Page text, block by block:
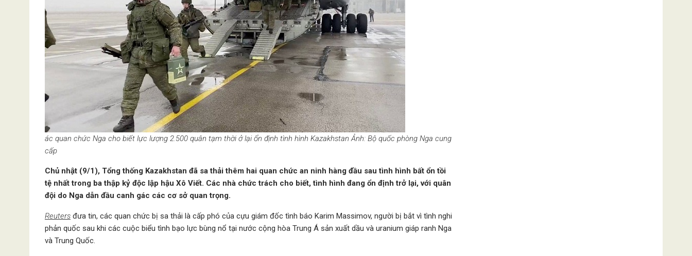
ác quan chức Nga cho biết lực lượng 2.500 quân tạm thời ở lại ổn định tình hình Kazakhstan Ảnh: Bộ quốc phòng Nga cung
cấp
Chủ nhật (9/1), Tổng thống Kazakhstan đã sa thải thêm hai quan chức an ninh hàng đầu sau tình hình bất ổn tồi
tệ nhất trong ba thập kỷ độc lập hậu Xô Viết. Các nhà chức trách cho biết, tình hình đang ổn định trở lại, với quân
đội do Nga dẫn đầu canh gác các cơ sở quan trọng.
Reuters đưa tin, các quan chức bị sa thải là cấp phó của cựu giám đốc tình báo Karim Massimov, người bị bắt vì tình nghi
phản quốc sau khi các cuộc biểu tình bạo lực bùng nổ tại nước cộng hòa Trung Á sản xuất dầu và uranium giáp ranh Nga
và Trung Quốc.